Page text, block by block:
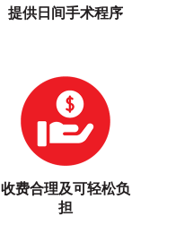
提供日间手术程序
收费合理及可轻松负
担